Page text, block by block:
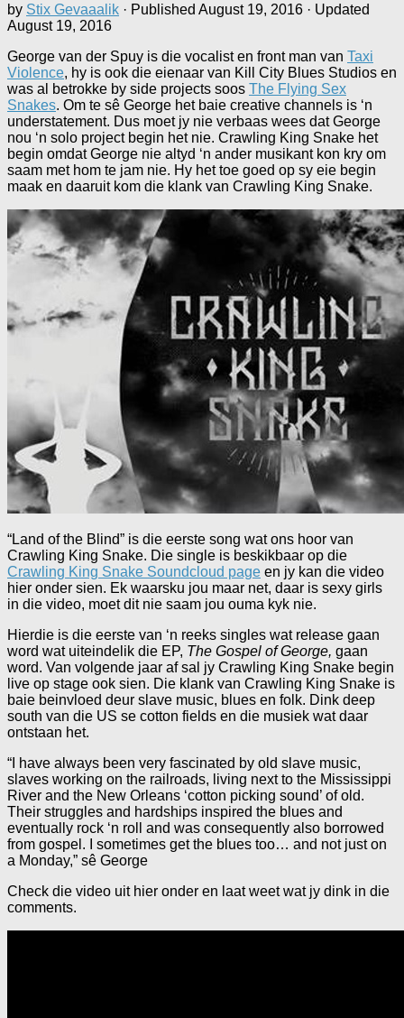
by Stix Gevaaalik · Published August 19, 2016 · Updated
August 19, 2016
George van der Spuy is die vocalist en front man van Taxi
Violence, hy is ook die eienaar van Kill City Blues Studios en
was al betrokke by side projects soos The Flying Sex
Snakes. Om te sê George het baie creative channels is ‘n
understatement. Dus moet jy nie verbaas wees dat George
nou ‘n solo project begin het nie. Crawling King Snake het
begin omdat George nie altyd ‘n ander musikant kon kry om
saam met hom te jam nie. Hy het toe goed op sy eie begin
maak en daaruit kom die klank van Crawling King Snake.
“Land of the Blind” is die eerste song wat ons hoor van
Crawling King Snake. Die single is beskikbaar op die
Crawling King Snake Soundcloud page en jy kan die video
hier onder sien. Ek waarsku jou maar net, daar is sexy girls
in die video, moet dit nie saam jou ouma kyk nie.
Hierdie is die eerste van ‘n reeks singles wat release gaan
word wat uiteindelik die EP, The Gospel of George, gaan
word. Van volgende jaar af sal jy Crawling King Snake begin
live op stage ook sien. Die klank van Crawling King Snake is
baie beinvloed deur slave music, blues en folk. Dink deep
south van die US se cotton fields en die musiek wat daar
ontstaan het.
“I have always been very fascinated by old slave music,
slaves working on the railroads, living next to the Mississippi
River and the New Orleans ‘cotton picking sound’ of old.
Their struggles and hardships inspired the blues and
eventually rock ‘n roll and was consequently also borrowed
from gospel. I sometimes get the blues too… and not just on
a Monday,” sê George
Check die video uit hier onder en laat weet wat jy dink in die
comments.